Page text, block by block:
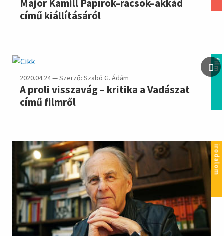
Major Kamill Papírok–rácsok–akkád
című kiállításáról
film
2020.04.24 — Szerző: Szabó G. Ádám
A proli visszavág – kritika a Vadászat
című filmről
irodalom